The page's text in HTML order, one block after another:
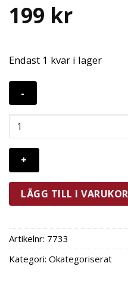
199 kr
Endast 1 kvar i lager
Iris
Diskborste
Grov
Kort
Skaft
Björk
LÄGG TILL I
Artikelnr: 7733
Kategori: Okategoriserat